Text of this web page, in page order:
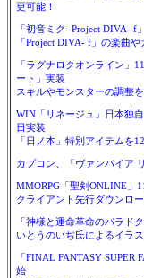
更可能！
「初音ミク -Project DIVA- f
「Project DIVA- f」の楽曲
「ラグナロクオンライン」
ート」実装
スキルやモンスターの調整
WIN「リネージュ」日本独
日実装
「日ノ本」特別アイテムを
カプコン、「ヴァンパイア
MMORPG「聖剣ONLINE」
クライアント先行ダウンロ
「神様と運命革命のパラド
いとうのいぢ氏によるイラ
「FINAL FANTASY SUPER
始